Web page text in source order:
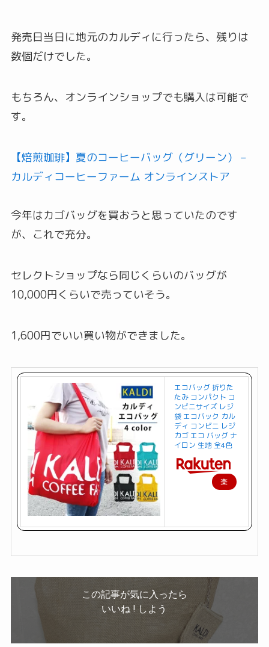
発売日当日に地元のカルディに行ったら、残りは
数個だけでした。
もちろん、オンラインショップでも購入は可能で
す。
【焙煎珈琲】夏のコーヒーバッグ（グリーン） –
カルディコーヒーファーム オンラインストア
今年はカゴバッグを買おうと思っていたのです
が、これで充分。
セレクトショップなら同じくらいのバッグが
10,000円くらいで売っていそう。
1,600円でいい買い物ができました。
エコバッグ 折りた
たみ コンパクト コ
ンビニサイズ レジ
袋 エコバック カル
ディ コンビニ レジ
カゴ エコ バッグ ナ
イロン 生地 全4色
楽
購
この記事が気に入ったら
いいね ! しよう